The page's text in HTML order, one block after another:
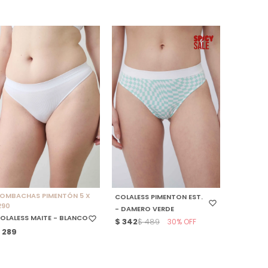
SELECCIONAR TALLE
PIMENTÓN 5 X
MAITE - BLANCO
289
SELECCIONAR TALLE
COLALESS PIMENTON EST.
- DAMERO VERDE
$ 342$ 489 30